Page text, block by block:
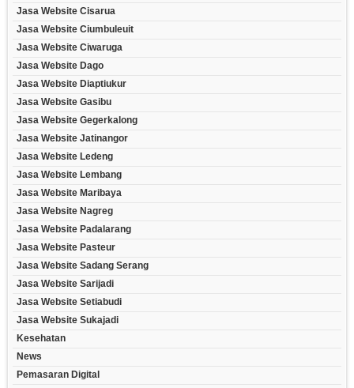
Jasa Website Cisarua
Jasa Website Ciumbuleuit
Jasa Website Ciwaruga
Jasa Website Dago
Jasa Website Diaptiukur
Jasa Website Gasibu
Jasa Website Gegerkalong
Jasa Website Jatinangor
Jasa Website Ledeng
Jasa Website Lembang
Jasa Website Maribaya
Jasa Website Nagreg
Jasa Website Padalarang
Jasa Website Pasteur
Jasa Website Sadang Serang
Jasa Website Sarijadi
Jasa Website Setiabudi
Jasa Website Sukajadi
Kesehatan
News
Pemasaran Digital